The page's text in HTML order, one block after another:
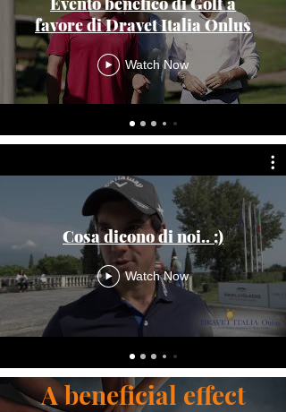
favore di Dravet Italia Onlus
Watch Now
Cosa dicono di noi.. ;)
Watch Now
A beneficial effect